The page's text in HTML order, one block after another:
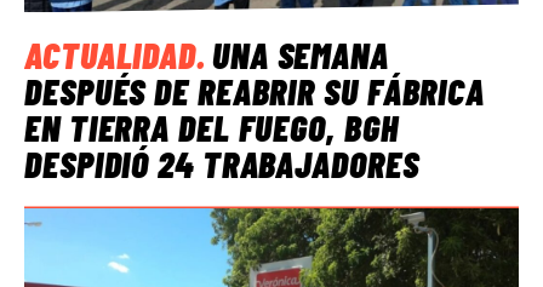
ACTUALIDAD.UNA SEMANA
DESPUÉS DE REABRIR SU FÁBRICA
EN TIERRA DEL FUEGO, BGH
DESPIDIÓ 24 TRABAJADORES